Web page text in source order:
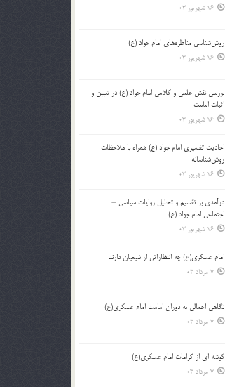
16 شهریور 03
روش‌شناسی مناظره‌های امام جواد (ع)
16 شهریور 03
بررسی نقش علمی و کلامی امام جواد (ع) در تبیین و
اثبات امامت
16 شهریور 03
احادیث تفسیری امام جواد (ع) همراه با ملاحظات
روش‌شناسانه
16 شهریور 03
درآمدی بر تقسیم و تحلیل روایات سیاسی –
اجتماعی امام جواد (ع)
16 شهریور 03
امام عسکری(ع) چه انتظاراتی از شیعیان دارند
7 مرداد 03
نگاهی اجمالی به دوران امامت امام عسکری(ع)
7 مرداد 03
گوشه ای از کرامات امام عسکری(ع)
7 مرداد 03